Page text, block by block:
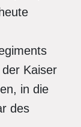
Kaiser
in die
des